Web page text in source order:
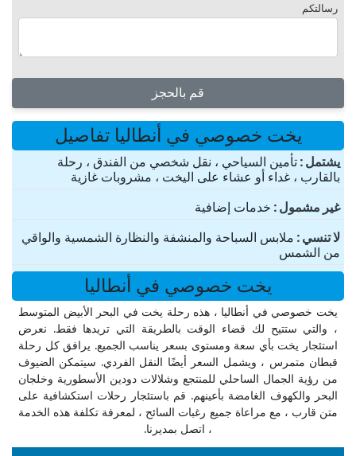
رسالتكم
قم بالحجز
يخت خصوصي في أنطاليا تفاصيل
یشتمل تأمين السياحي ، نقل شخصي من الفندق ، رحلة
بالقارب ، غداء أو عشاء على اليخت ، مشروبات غازية
غير مشمول خدمات إضافية
لا تنسي ملابس السباحة والمنشفة والنظارة الشمسية والواقي
من الشمس
يخت خصوصي في أنطاليا
يخت خصوصي في أنطاليا ، هذه رحلة يخت في البحر الأبيض المتوسط
، والتي ستتيح لك قضاء الوقت بالطريقة التي تريدها فقط. نعرض
استئجار يخت بأي سعة ومستوى بسعر يناسب الجميع. يرافق كل رحلة
قبطان متمرس ، ويشمل السعر أيضًا النقل الفردي. سيتمكن الضيوف
من رؤية الجمال الساحلي للمنتجع وشلالات دودين الأسطورية وخلجان
البحر والكهوف الغامضة بأعينهم. قم باستئجار رحلات استكشافية على
متن قارب ، مع مراعاة جميع رغبات السائح ، لمعرفة تكلفة هذه الخدمة
، اتصل بمديرنا.